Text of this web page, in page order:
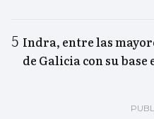
Indra, entre las
de Galicia con su base